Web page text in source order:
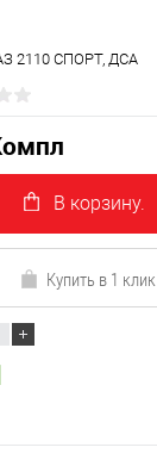
2110 СПОРТ, ДСА
В корзину.
Купить в 1 клик